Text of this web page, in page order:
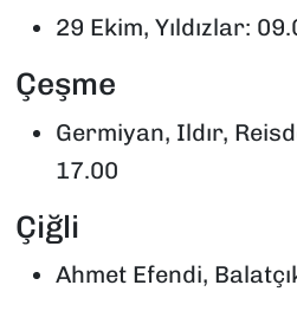
29 Ekim, Yıldızlar:
Çeşme
Germiyan, Ildır,
17.00
Çiğli
Ahmet Efendi,